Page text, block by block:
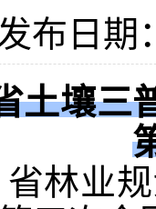
布日期
土壤三
林业规